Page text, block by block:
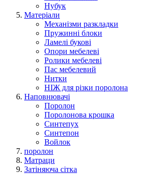
Нубук
Матеріали
Механізми разкладки
Пружинні блоки
Ламелі букові
Опори мебелеві
Ролики мебелеві
Пас мебелевий
Нитки
НІЖ для різки поролона
Наповнювачі
Поролон
Поролонова крошка
Синтепух
Синтепон
Войлок
поролон
Матраци
Затіняюча сітка